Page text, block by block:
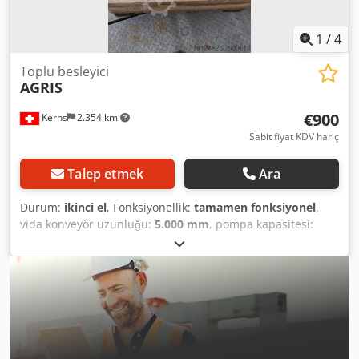
1 /4
Kerns 2.354 km
Toplu besleyici
AGRIS
€900
Sabit fiyat KDV hariç
Talep etmek Ara
Durum: ikinci el, Fonksiyonellik: tamamen fonksiyonel,
vida konveyör uzunluğu: 5.000 mm, pompa kapasitesi:
, Satışa sunulan ürün: Dökme malzemeler için
kullanılan, 5 metre hortum uzunluğuna sahip, esnek bir
helezon konveyörüdür (spiralli konveyör). Üç fazlı motoru
ve redüktörlü dişli kutusu bulunmaktadır. Cihaz, sabit bir
boru yerine, esnek bir plastik hortum içinde çalıştığı için
kolayca taşınabilir, esnek bir şekilde kullanılabilir ve
malzeme taşımada naziktir (düşük toz ve gürültü üretimi).